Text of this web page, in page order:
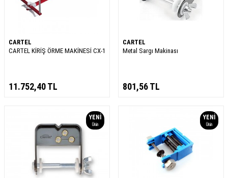
CARTEL
CARTEL KİRİŞ ÖRME MAKİNESİ CX-1
11.752,40TL
CARTEL
Metal Sargı Makinası
801,56TL
YENI
Ürün
YENI
Ürün